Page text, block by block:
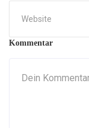
Kommentar